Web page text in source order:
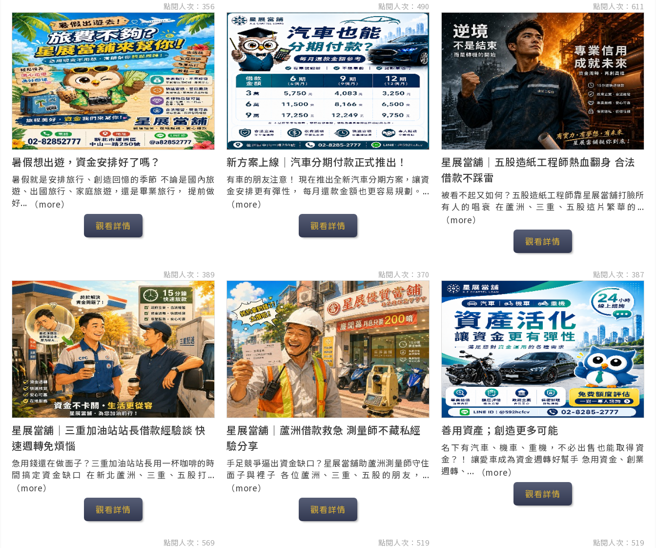
代償降息專案
珠寶精品典當
點閱人次：356
暑假想出遊，資金安排好了嗎？
暑假就是安排旅行、創造回憶的季節 不論是國內旅
遊、出國旅行、家庭旅遊，還是畢業旅行， 提前做
好...
（more）
觀看詳情
點閱人次：490
新方案上線｜汽車分期付款正式推出！
有車的朋友注意！ 現在推出全新汽車分期方案，讓資
金安排更有彈性， 每月還款金額也更容易規劃。...
（more）
觀看詳情
點閱人次：611
星展當舖｜五股造紙工程師熱血翻身 合法
借款不踩雷
被看不起又如何？五股造紙工程師靠星展當舖打臉所
有人的唱衰 在蘆洲、三重、五股這片繁華的...
（more）
觀看詳情
點閱人次：389
星展當舖｜三重加油站站長借款經驗談 快
速週轉免煩惱
急用錢還在做面子？三重加油站站長用一杯咖啡的時
間搞定資金缺口 在新北蘆洲、三重、五股打...
（more）
觀看詳情
點閱人次：370
星展當舖｜蘆洲借款救急 測量師不藏私經
驗分享
手足競爭逼出資金缺口？星展當舖助蘆洲測量師守住
面子與裡子 各位蘆洲、三重、五股的朋友，...
（more）
觀看詳情
點閱人次：387
善用資產；創造更多可能
名下有汽車、機車、重機，不必出售也能取得資
金？！ 讓愛車成為資金週轉好幫手 急用資金、創業
週轉、...
（more）
觀看詳情
點閱人次：569 點閱人次：519 點閱人次：519